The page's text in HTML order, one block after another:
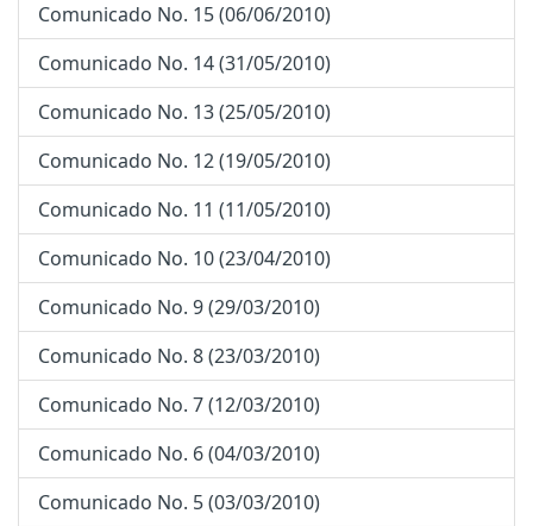
Comunicado No. 15 (06/06/2010)
Comunicado No. 14 (31/05/2010)
Comunicado No. 13 (25/05/2010)
Comunicado No. 12 (19/05/2010)
Comunicado No. 11 (11/05/2010)
Comunicado No. 10 (23/04/2010)
Comunicado No. 9 (29/03/2010)
Comunicado No. 8 (23/03/2010)
Comunicado No. 7 (12/03/2010)
Comunicado No. 6 (04/03/2010)
Comunicado No. 5 (03/03/2010)